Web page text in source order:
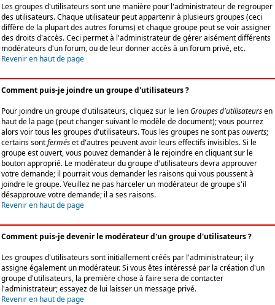
Les groupes d'utilisateurs sont une manière pour l'administrateur de regrouper
des utilisateurs. Chaque utilisateur peut appartenir à plusieurs groupes (ceci
diffère de la plupart des autres forums) et chaque groupe peut se voir assigner
des droits d'accès. Ceci permet à l'administrateur de gérer aisément différents
modérateurs d'un forum, ou de leur donner accès à un forum privé, etc.
Revenir en haut de page
Comment puis-je joindre un groupe d'utilisateurs ?
Pour joindre un groupe d'utilisateurs, cliquez sur le lienGroupes d'utilisateursen
haut de la page (peut changer suivant le modèle de document); vous pourrez
alors voir tous les groupes d'utilisateurs. Tous les groupes ne sont pasouverts;
certains sontferméset d'autres peuvent avoir leurs effectifs invisibles. Si le
groupe est ouvert, vous pouvez demander à le rejoindre en cliquant sur le
bouton approprié. Le modérateur du groupe d'utilisateurs devra approuver
votre demande; il pourrait vous demander les raisons qui vous poussent à
joindre le groupe. Veuillez ne pas harceler un modérateur de groupe s'il
désapprouve votre demande; il a ses raisons.
Revenir en haut de page
Comment puis-je devenir le modérateur d'un groupe d'utilisateurs ?
Les groupes d'utilisateurs sont initiallement créés par l'administrateur; il y
assigne également un modérateur. Si vous êtes intéressé par la création d'un
groupe d'utilisateurs, la première chose à faire sera de contacter
l'administrateur; essayez de lui laisser un message privé.
Revenir en haut de page